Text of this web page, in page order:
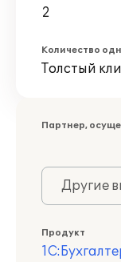
2
Количество
Толстый
Партнер,
Другие
Продукт